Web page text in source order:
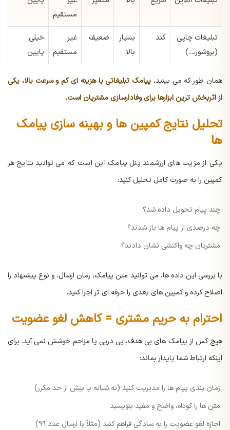
مستقیم
تبلیغات چاپی
(بروشور،...)
کند
بسیار
بالا
ضعیف
غیر
مستقیم
خیلی
پایین
همان طور که می بینید، پیامک تبلیغاتی با هزینه ای کم و سرعت بالا، یکی
از اثربخش ترین ابزارها برای وفادارسازی مشتریان است.
تحلیل نتایج کمپین ها و بهینه سازی پیامک
ها
یکی از مزیت های ارزشمند پنل پیامک این است که می توانید نتایج هر
کمپین را به صورت کامل تحلیل کنید:
چند پیام تحویل داده شد؟
چه درصدی از پیام ها باز شدند؟
مشتریان چه واکنشی نشان دادند؟
با بررسی این داده ها، می توانید متن پیامک، زمان ارسال، و نوع پیشنهاد را
اصلاح کرده و کمپین های بعدی را حرفه ای تر اجرا کنید.
احترام به حریم مشتری = کاهش لغو عضویت
هیچ کس از پیامک های بی هدف، پی درپی یا مزاحم خوشش نمی آید. برای
اینکه ارتباط شما پایدار بماند:
زمان بندی پیام ها را مدیریت کنید (نه شبانه یا بیش از حد مکرر)
متن ها را کوتاه، واضح و مفید بنویسید
اجازه لغو عضویت را به سادگی فراهم کنید (مثلاً با ارسال عدد ۹۹)